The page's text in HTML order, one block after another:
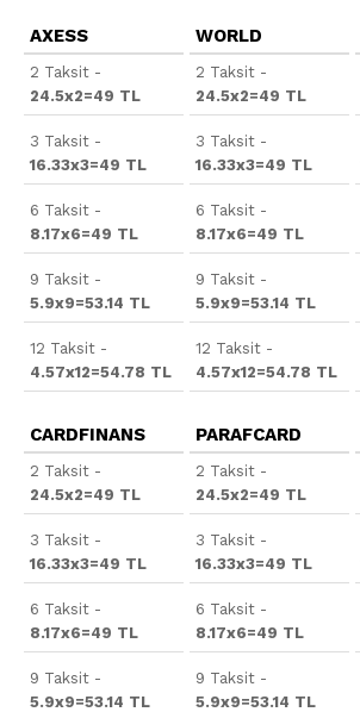
AXESS
2 Taksit -
24.5x2=49 TL
3 Taksit -
16.33x3=49 TL
6 Taksit -
8.17x6=49 TL
9 Taksit -
5.9x9=53.14 TL
12 Taksit -
4.57x12=54.78 TL
WORLD
2 Taksit -
24.5x2=49 TL
3 Taksit -
16.33x3=49 TL
6 Taksit -
8.17x6=49 TL
9 Taksit -
5.9x9=53.14 TL
12 Taksit -
4.57x12=54.78 TL
CARDFINANS
2 Taksit -
24.5x2=49 TL
3 Taksit -
16.33x3=49 TL
6 Taksit -
8.17x6=49 TL
9 Taksit -
5.9x9=53.14 TL
PARAFCARD
2 Taksit -
24.5x2=49 TL
3 Taksit -
16.33x3=49 TL
6 Taksit -
8.17x6=49 TL
9 Taksit -
5.9x9=53.14 TL